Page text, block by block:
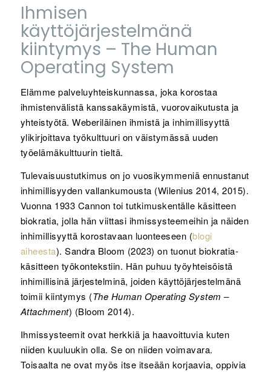
Ihmisen
käyttöjärjestelmänä
kiintymys – The Human
Operating System
Elämme palveluyhteiskunnassa, joka korostaa
ihmistenvälistä kanssakäymistä, vuorovaikutusta ja
yhteistyötä. Weberiläinen ihmistä ja inhimillisyyttä
ylikirjoittava työkulttuuri on väistymässä uuden
työelämäkulttuurin tieltä.
Tulevaisuustutkimus on jo vuosikymmeniä ennustanut
inhimillisyyden vallankumousta (Wilenius 2014, 2015).
Vuonna 1933 Cannon toi tutkimuskentälle käsitteen
biokratia, jolla hän viittasi ihmissysteemeihin ja näiden
inhimillisyyttä korostavaan luonteeseen (blogi
aiheesta). Sandra Bloom (2023) on tuonut biokratia-
käsitteen työkontekstiin. Hän puhuu työyhteisöistä
inhimillisinä järjestelminä, joiden käyttöjärjestelmänä
toimii kiintymys (The Human Operating System –
Attachment) (Bloom 2014).
Ihmissysteemit ovat herkkiä ja haavoittuvia kuten
niiden kuuluukin olla. Se on niiden voimavara.
Toisaalta ne ovat myös itse itseään korjaavia, oppivia